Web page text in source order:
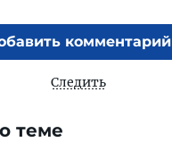
комментарий
Следить
теме